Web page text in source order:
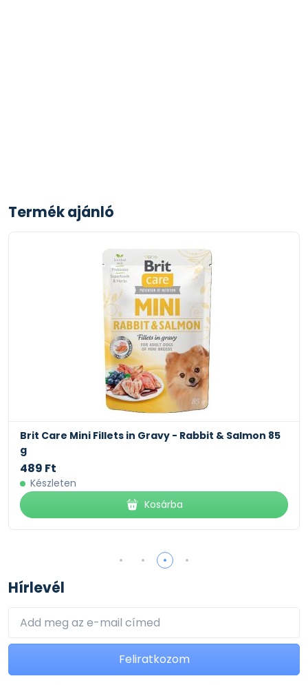
Termék ajánló
Brit Care Mini Fillets in Gravy - Rabbit & Salmon 85
g
489 Ft
Készleten
Kosárba
Hírlevél
Feliratkozom